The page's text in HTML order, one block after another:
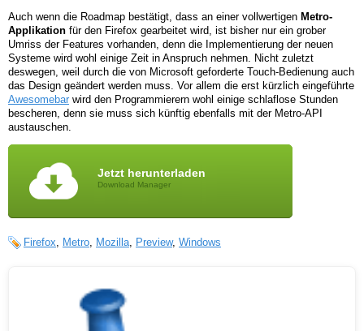
Auch wenn die Roadmap bestätigt, dass an einer vollwertigen Metro-
Applikation für den Firefox gearbeitet wird, ist bisher nur ein grober
Umriss der Features vorhanden, denn die Implementierung der neuen
Systeme wird wohl einige Zeit in Anspruch nehmen. Nicht zuletzt
deswegen, weil durch die von Microsoft geforderte Touch-Bedienung auch
das Design geändert werden muss. Vor allem die erst kürzlich eingeführte
Awesomebar wird den Programmierern wohl einige schlaflose Stunden
bescheren, denn sie muss sich künftig ebenfalls mit der Metro-API
austauschen.
Jetzt herunterladen
Download Manager
Firefox, Metro, Mozilla, Preview, Windows